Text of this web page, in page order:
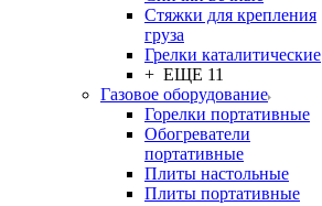
Стяжки для крепления
груза
Грелки каталитические
+ ЕЩЕ 11
Газовое оборудование
Горелки портативные
Обогреватели
портативные
Плиты настольные
Плиты портативные